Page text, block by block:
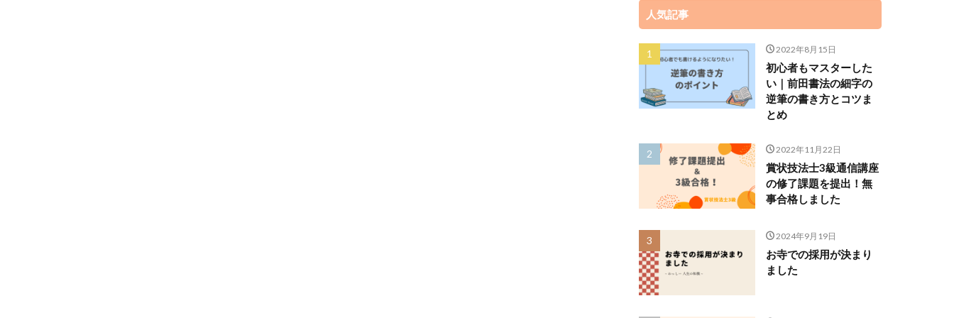
人気記事
2022年8月15日
初心者もマスターした
い｜前田書法の細字の
逆筆の書き方とコツま
とめ
2022年11月22日
賞状技法士3級通信講座
の修了課題を提出！無
事合格しました
2024年9月19日
お寺での採用が決まり
ました